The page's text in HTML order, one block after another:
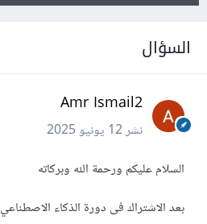
السؤال
Amr Ismail2
نشر12 يونيو 2025
السلام عليكم ورحمة الله وبركاته
بعد الاشتراك فى دورة الذكاء الاصطناعي